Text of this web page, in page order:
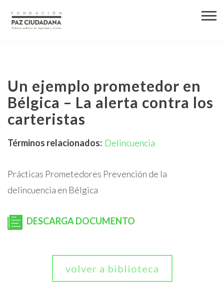
Un ejemplo prometedor en
Bélgica – La alerta contra los
carteristas
Términos relacionados: Delincuencia
Prácticas Prometedores Prevención de la
delincuencia en Bélgica
DESCARGA DOCUMENTO
volver a biblioteca